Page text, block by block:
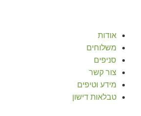
אודות
משלוחים
סניפים
צור קשר
מידע וטיפים
טבלאות דישון